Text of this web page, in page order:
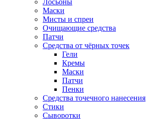
Лосьоны
Маски
Мисты и спреи
Очищающие средства
Патчи
Средства от чёрных точек
Гели
Кремы
Маски
Патчи
Пенки
Средства точечного нанесения
Стики
Сыворотки